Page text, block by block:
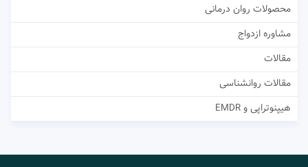
محصولات روان درمانی
مشاوره ازدواج
مقالات
مقالات روانشناسی
هیپنوتراپی و EMDR